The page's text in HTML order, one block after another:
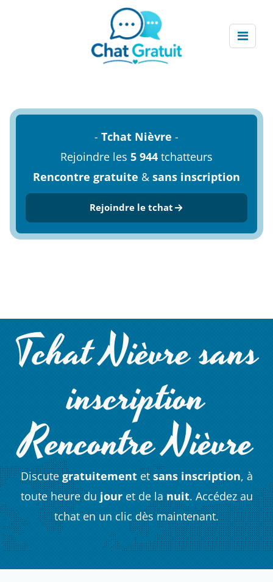
- Tchat Nièvre -
Rejoindre les 5 944 tchatteurs
Rencontre gratuite & sans inscription
Rejoindre le tchat
Tchat Nièvre sans
inscription
Rencontre Nièvre
Discutegratuitementetsans inscription, à
toute heure du jouret de lanuit. Accédez au
tchat en un clic dès maintenant.